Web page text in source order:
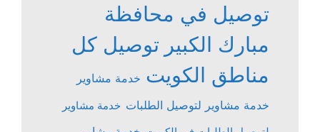
توصيل في محافظة
مبارك الكبير توصيل كل
مناطق الكويت خدمة مشاوير
خدمة مشاوير لتوصيل الطلبات خدمة مشاوير